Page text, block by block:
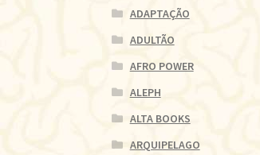
ADAPTAÇÃO
ADULTÃO
AFRO POWER
ALEPH
ALTA BOOKS
ARQUIPELAGO